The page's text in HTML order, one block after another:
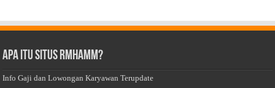
Apa Itu Situs Rmhamm?
Info Gaji dan Lowongan Karyawan Terupdate